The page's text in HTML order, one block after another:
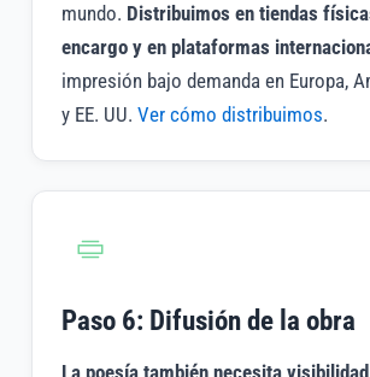
mundo. Distribuimos en tiendas
encargo y en plataformas
impresión bajo demanda en Europa,
y EE. UU. Ver cómo distribuimos.
Paso 6: Difusión de la obra